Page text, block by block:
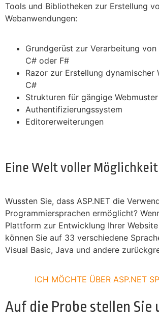
Tools und Bibliotheken zur Erstellung
Webanwendungen:
Grundgerüst zur Verarbeitung von
C# oder F#
Razor zur Erstellung dynamischer
C#
Strukturen für gängige Webmuster
Authentifizierungssystem
Editorerweiterungen
Eine Welt voller
Wussten Sie, dass ASP.NET die
Programmiersprachen ermöglicht?
Plattform zur Entwicklung Ihrer
können Sie auf 33 verschiedene
Visual Basic, Java und andere
ICH MÖCHTE ÜBER ASP.NET
Auf die Probe stellen Sie